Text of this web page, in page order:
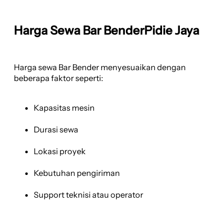
Harga Sewa Bar BenderPidie Jaya
Harga sewa Bar Bender menyesuaikan dengan
beberapa faktor seperti:
Kapasitas mesin
Durasi sewa
Lokasi proyek
Kebutuhan pengiriman
Support teknisi atau operator